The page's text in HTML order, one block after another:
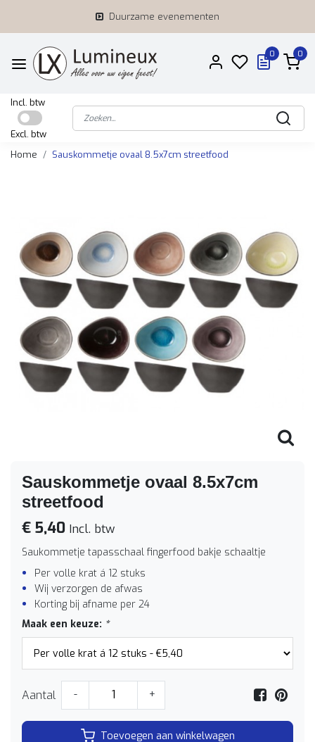
Duurzame evenementen
0 0
Incl. btw
Excl. btw
Home
Sauskommetje ovaal 8.5x7cm streetfood
Sauskommetje ovaal 8.5x7cm
streetfood
€ 5,40 Incl. btw
Saukommetje tapasschaal fingerfood bakje schaaltje
Per volle krat á 12 stuks
Wij verzorgen de afwas
Korting bij afname per 24
Maak een keuze: *
Aantal - +
Toevoegen aan winkelwagen